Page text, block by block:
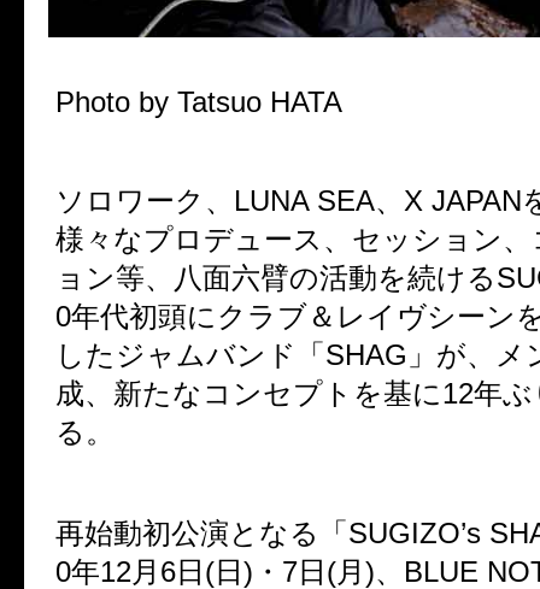
Photo by Tatsuo HATA
ソロワーク、LUNA SEA、X JAPAN
様々なプロデュース、セッション
ョン等、八面六臂の活動を続ける
0年代初頭にクラブ＆レイヴシーン
したジャムバンド「SHAG」が、メ
成、新たなコンセプトを基に12年
る。
再始動初公演となる「SUGIZO’s
0年12月6日(日)・7日(月)、BLUE